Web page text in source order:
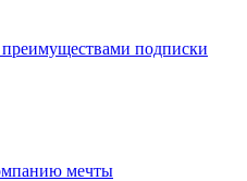
подписки
мечты